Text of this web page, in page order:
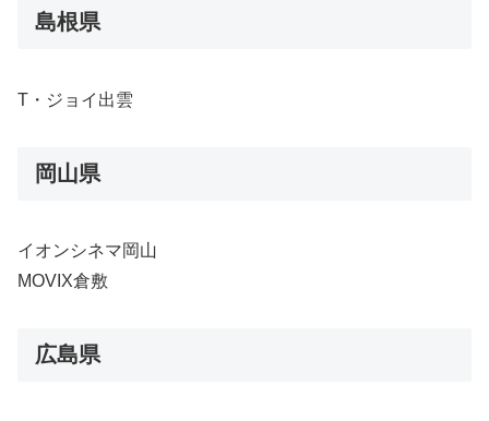
島根県
T・ジョイ出雲
岡山県
イオンシネマ岡山
MOVIX倉敷
広島県